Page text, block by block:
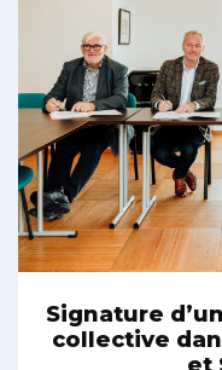
Signature
collective